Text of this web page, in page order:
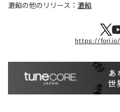
漉餡の他のリリース： 漉餡
https://fori.io/